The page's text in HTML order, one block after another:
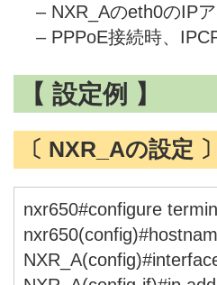
– NXR_Aのeth0のIP
– PPPoE接続時、
【 設定例 】
〔 NXR_Aの設定 〕
nxr650#configure